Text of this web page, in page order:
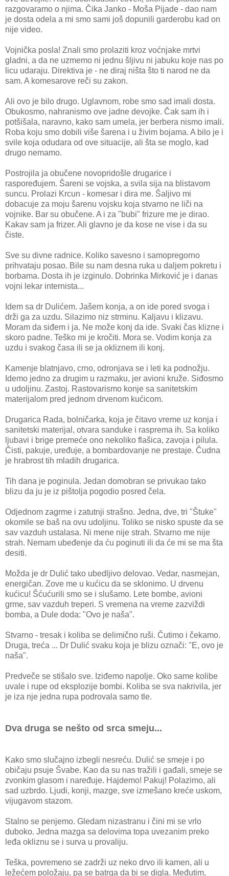
razgovaramo o njima. Čika Janko - Moša Pijade - dao nam
je dosta odela a mi smo sami još dopunili garderobu kad on
nije video.
Vojnička posla! Znali smo prolaziti kroz voćnjake mrtvi
gladni, a da ne uzmemo ni jednu šljivu ni jabuku koje nas po
licu udaraju. Direktiva je - ne diraj ništa što ti narod ne da
sam. A komesarove reči su zakon.
Ali ovo je bilo drugo. Uglavnom, robe smo sad imali dosta.
Obukosmo, nahranismo ove jadne devojke. Čak sam ih i
potšišala, naravno, kako sam umela, jer berbera nismo imali.
Roba koju smo dobili više šarena i u živim bojama. A bilo je i
svile koja odudara od ove situacije, ali šta se moglo, kad
drugo nemamo.
Postrojila ja obučene novopridošle drugarice i
raspoređujem. Šareni se vojska, a svila sija na blistavom
suncu. Prolazi Krcun - komesar i dira me. Šaljivo mi
dobacuje za moju šarenu vojsku koja stvarno ne liči na
vojnike. Bar su obučene. A i za "bubi" frizure me je dirao.
Kakav sam ja frizer. Ali glavno je da kose ne vise i da su
čiste.
Sve su divne radnice. Koliko savesno i samopregorno
prihvataju posao. Bile su nam desna ruka u daljem pokretu i
borbama. Dosta ih je izginulo. Dobrinka Mirković je i danas
vojni lekar internista...
Idem sa dr Dulićem. Jašem konja, a on ide pored svoga i
drži ga za uzdu. Silazimo niz strminu. Kaljavu i klizavu.
Moram da siđem i ja. Ne može konj da ide. Svaki čas klizne i
skoro padne. Teško mi je kročiti. Mora se. Vodim konja za
uzdu i svakog časa ili se ja okliznem ili konj.
Kamenje blatnjavo, crno, odronjava se i leti ka podnožju.
Idemo jedno za drugim u razmaku, jer avioni kruže. Siđosmo
u udoljinu. Zastoj. Rastovarismo konje sa sanitetskim
materijalom pred jednom drvenom kućicom.
Drugarica Rada, bolničarka, koja je čitavo vreme uz konja i
sanitetski materijal, otvara sanduke i rasprema ih. Sa koliko
ljubavi i brige premeće ono nekoliko flašica, zavoja i pilula.
Čisti, pakuje, uređuje, a bombardovanje ne prestaje. Čudna
je hrabrost tih mladih drugarica.
Tih dana je poginula. Jedan domobran se privukao tako
blizu da ju je iz pištolja pogodio posred čela.
Odjednom zagrme i zatutnji strašno. Jedna, dve, tri "Štuke"
okomile se baš na ovu udoljinu. Toliko se nisko spuste da se
sav vazduh ustalasa. Ni mene nije strah. Stvarno me nije
strah. Nemam ubeđenje da ću poginuti ili da će mi se ma šta
desiti.
Možda je dr Dulić tako ubedljivo delovao. Vedar, nasmejan,
energičan. Zove me u kućicu da se sklonimo. U drvenu
kućicu! Šćućurili smo se i slušamo. Lete bombe, avioni
grme, sav vazduh treperi. S vremena na vreme zazviždi
bomba, a Dule doda: "Ovo je naša".
Stvarno - tresak i koliba se delimično ruši. Čutimo i čekamo.
Druga, treća ... Dr Dulić svaku koja je blizu označi: "E, ovo je
naša".
Predveče se stišalo sve. Iziđemo napolje. Oko same kolibe
uvale i rupe od eksplozije bombi. Koliba se sva nakrivila, jer
je iza nje jedna rupa podrovala samo tle.
Dva druga se nešto od srca smeju...
Kako smo slučajno izbegli nesreću. Dulić se smeje i po
običaju psuje Švabe. Kao da su nas tražili i gađali, smeje se
zvonkim glasom i naređuje. Hajdemo! Pakuj! Polazimo, ali
sad uzbrdo. Ljudi, konji, mazge, sve izmešano kreće uskom,
vijugavom stazom.
Stalno se penjemo. Gledam nizastranu i čini mi se vrlo
duboko. Jedna mazga sa delovima topa uvezanim preko
leđa okliznu se i surva u provaliju.
Teška, povremeno se zadrži uz neko drvo ili kamen, ali u
ležećem položaju, pa se batrga da bi se digla. Međutim,